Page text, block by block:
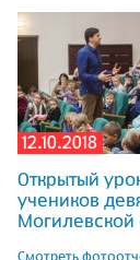
12.10.2018
Открытый
учеников
Могилевской
Смотреть